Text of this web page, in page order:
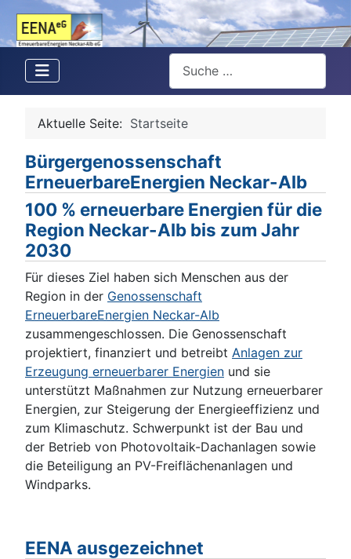
Suchen
Aktuelle Seite: Startseite
Bürgergenossenschaft
ErneuerbareEnergien Neckar-Alb
100 % erneuerbare Energien für die
Region Neckar-Alb bis zum Jahr
2030
Für dieses Ziel haben sich Menschen aus der
Region in der Genossenschaft
ErneuerbareEnergien Neckar-Alb
zusammengeschlossen. Die Genossenschaft
projektiert, finanziert und betreibt Anlagen zur
Erzeugung erneuerbarer Energien und sie
unterstützt Maßnahmen zur Nutzung erneuerbarer
Energien, zur Steigerung der Energieeffizienz und
zum Klimaschutz. Schwerpunkt ist der Bau und
der Betrieb von Photovoltaik-Dachanlagen sowie
die Beteiligung an PV-Freiflächenanlagen und
Windparks.
EENA ausgezeichnet